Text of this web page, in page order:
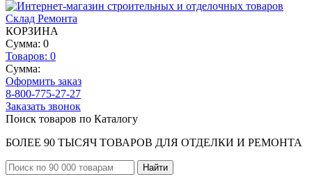
КОРЗИНА
Сумма: 0
Товаров: 0
Сумма:
Оформить заказ
8-800-775-27-27
Заказать звонок
Поиск товаров по Каталогу
БОЛЕЕ 90 ТЫСЯЧ ТОВАРОВ ДЛЯ ОТДЕЛКИ И РЕМОНТА